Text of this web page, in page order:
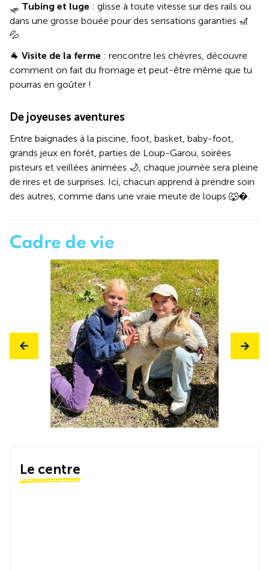
🛷 Tubing et luge : glisse à toute vitesse sur des rails ou
dans une grosse bouée pour des sensations garanties 🎢
💦.
🐐 Visite de la ferme : rencontre les chèvres, découvre
comment on fait du fromage et peut-être même que tu
pourras en goûter !
De joyeuses aventures
Entre baignades à la piscine, foot, basket, baby-foot,
grands jeux en forêt, parties de Loup-Garou, soirées
pisteurs et veillées animées 🌙, chaque journée sera pleine
de rires et de surprises. Ici, chacun apprend à prendre soin
des autres, comme dans une vraie meute de loups 🐺�.
Cadre de vie
Le centre